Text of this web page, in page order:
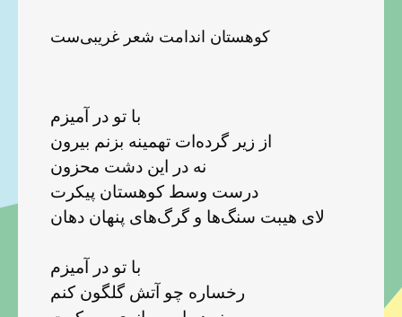
کوهستان اندامت شعر غریبی‌ست
با تو در آمیزم
از زیر گرده‌ات تهمینه بزنم بیرون
نه در این دشت محزون
درست وسط کوهستان پیکرت
لای هیبت سنگ‌ها و گرگ‌های پنهان دهان
با تو در آمیزم
رخساره چو آتش گلگون کنم